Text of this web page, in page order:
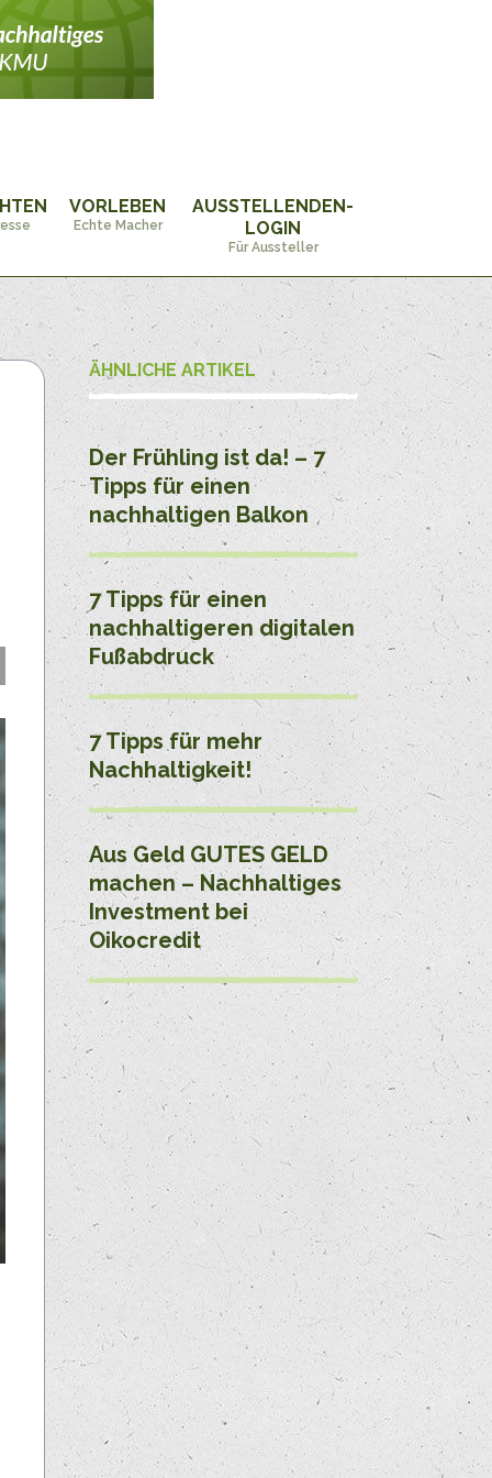
VORLEBEN
Echte Macher
AUSSTELLENDEN-
LOGIN
Für Aussteller
ÄHNLICHE ARTIKEL
Der Frühling ist da! – 7
Tipps für einen
nachhaltigen Balkon
7 Tipps für einen
nachhaltigeren digitalen
Fußabdruck
7 Tipps für mehr
Nachhaltigkeit!
Aus Geld GUTES GELD
machen – Nachhaltiges
Investment bei
Oikocredit